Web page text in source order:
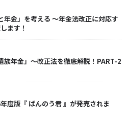
年金」を考える ～年金法改正に対応す
ます！
族年金」～改正法を徹底解説！PART-2
度版『 ばんのう君 』が発売されま